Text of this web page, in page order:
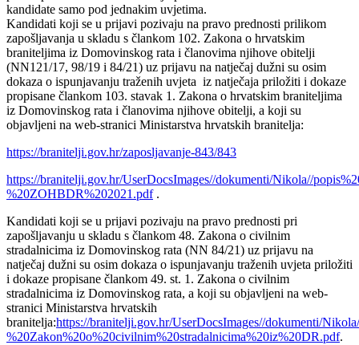
kandidate samo pod jednakim uvjetima.
Kandidati koji se u prijavi pozivaju na pravo prednosti prilikom
zapošljavanja u skladu s člankom 102. Zakona o hrvatskim
braniteljima iz Domovinskog rata i članovima njihove obitelji
(NN121/17, 98/19 i 84/21) uz prijavu na natječaj dužni su osim
dokaza o ispunjavanju traženih uvjeta iz natječaja priložiti i dokaze
propisane člankom 103. stavak 1. Zakona o hrvatskim braniteljima
iz Domovinskog rata i članovima njihove obitelji, a koji su
objavljeni na web-stranici Ministarstva hrvatskih branitelja:
https://branitelji.gov.hr/zaposljavanje-843/843
https://branitelji.gov.hr/UserDocsImages//dokumenti/Nikola//
%20ZOHBDR%202021.pdf.
Kandidati koji se u prijavi pozivaju na pravo prednosti pri
zapošljavanju u skladu s člankom 48. Zakona o civilnim
stradalnicima iz Domovinskog rata (NN 84/21) uz prijavu na
natječaj dužni su osim dokaza o ispunjavanju traženih uvjeta priložiti
i dokaze propisane člankom 49. st. 1. Zakona o civilnim
stradalnicima iz Domovinskog rata, a koji su objavljeni na web-
stranici Ministarstva hrvatskih
branitelja:https://branitelji.gov.hr/UserDocsImages//dokumenti/
%20Zakon%20o%20civilnim%20stradalnicima%20iz%20DR.pdf.